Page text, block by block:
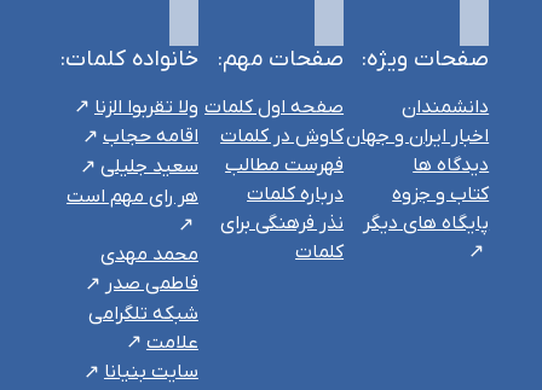
صفحات ویژه:
دانشمندان
اخبار ایران و جهان
دیدگاه ها
کتاب و جزوه
پایگاه های دیگر
صفحات مهم:
صفحه اول کلمات
کاوش در کلمات
فهرست مطالب
درباره کلمات
نذر فرهنگی برای
کلمات
خانواده کلمات:
ولا تقربوا الزنا
اقامه حجاب
سعید جلیلی
هر رای مهم است
محمد مهدی
فاطمی صدر
شبکه تلگرامی
علامت
سایت بنیانا